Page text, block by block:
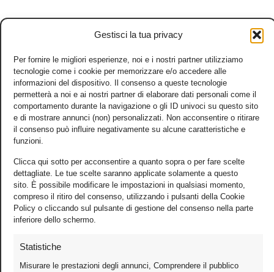
Gestisci la tua privacy
Per fornire le migliori esperienze, noi e i nostri partner utilizziamo
tecnologie come i cookie per memorizzare e/o accedere alle
informazioni del dispositivo. Il consenso a queste tecnologie
permetterà a noi e ai nostri partner di elaborare dati personali come il
comportamento durante la navigazione o gli ID univoci su questo sito
e di mostrare annunci (non) personalizzati. Non acconsentire o ritirare
il consenso può influire negativamente su alcune caratteristiche e
funzioni.
Clicca qui sotto per acconsentire a quanto sopra o per fare scelte
dettagliate. Le tue scelte saranno applicate solamente a questo
sito. È possibile modificare le impostazioni in qualsiasi momento,
compreso il ritiro del consenso, utilizzando i pulsanti della Cookie
Policy o cliccando sul pulsante di gestione del consenso nella parte
inferiore dello schermo.
Statistiche
Misurare le prestazioni degli annunci, Comprendere il pubblico